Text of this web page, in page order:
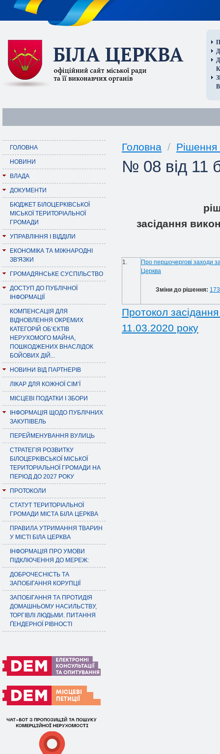
ГОЛОВНА
НОВИНИ
ВЛАДА
ДОКУМЕНТИ
БЮДЖЕТ БІЛОЦЕРКІВСЬКОЇ
МІСЬКОЇ ТЕРИТОРІАЛЬНОЇ
ГРОМАДИ
УПРАВЛІННЯ І ВІДДІЛИ
ЕКОНОМІКА ТА МІЖНАРОДНІ
ЗВ'ЯЗКИ
ГРОМАДЯНСЬКЕ СУСПІЛЬСТВО
ДОСТУП ДО ПУБЛІЧНОЇ
ІНФОРМАЦІЇ
КОМПЕНСАЦІЯ ДЛЯ
ВІДНОВЛЕННЯ ОКРЕМИХ
КАТЕГОРІЙ ОБ’ЄКТІВ
НЕРУХОМОГО МАЙНА,
ПОШКОДЖЕНИХ ВНАСЛІДОК
БОЙОВИХ ДІЙ...
НОВИНИ ВІД ПАРТНЕРІВ
ЛІКАР ДЛЯ КОЖНОЇ СІМ’Ї
МІСЦЕВІ ПОДАТКИ І ЗБОРИ
ІНФОРМАЦІЯ ЩОДО ПУБЛІЧНИХ
ЗАКУПІВЕЛЬ
ПЕРЕЙМЕНУВАННЯ ВУЛИЦЬ
СТРАТЕГІЯ РОЗВИТКУ
БІЛОЦЕРКІВСЬКОЇ МІСЬКОЇ
ТЕРИТОРІАЛЬНОЇ ГРОМАДИ НА
ПЕРІОД ДО 2027 РОКУ
ПРОТОКОЛИ
СТАТУТ ТЕРИТОРІАЛЬНОЇ
ГРОМАДИ МІСТА БІЛА ЦЕРКВА
ПРАВИЛА УТРИМАННЯ ТВАРИН
У МІСТІ БІЛА ЦЕРКВА
ІНФОРМАЦІЯ ПРО УМОВИ
ПІДКЛЮЧЕННЯ ДО МЕРЕЖ:
ДОБРОЧЕСНІСТЬ ТА
ЗАПОБІГАННЯ КОРУПЦІЇ
ЗАПОБІГАННЯ ТА ПРОТИДІЯ
ДОМАШНЬОМУ НАСИЛЬСТВУ,
ТОРГІВЛІ ЛЮДЬМИ. ПИТАННЯ
ҐЕНДЕРНОЇ РІВНОСТІ
Головна / Рішення
№ 08 від 11
засідання
1.
Про першочергові заходи
Церква
Зміни до рішення:
Протокол
11.03.2020 року